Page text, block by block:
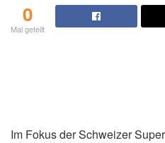
0
Mal geteilt
Im Fokus der Schweizer